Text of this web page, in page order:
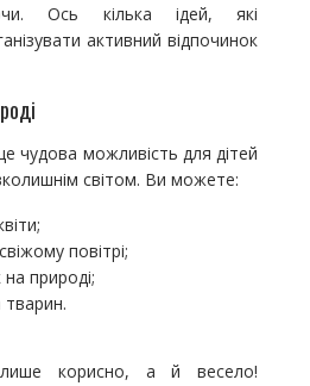
Ось кілька ідей, які
активний відпочинок
чудова можливість для дітей
світом. Ви можете:
повітрі;
природі;
тварин.
корисно, а й весело!